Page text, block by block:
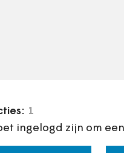
1
ingelogd zijn om